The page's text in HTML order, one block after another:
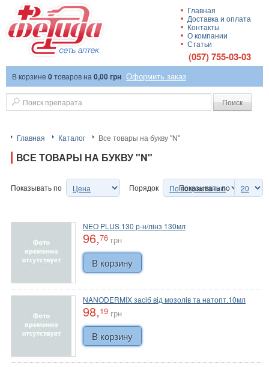
Главная Каталог Все товары на букву "N"
ВСЕ ТОВАРЫ НА БУКВУ "N"
Показывать по Порядок Показывать по
NEO PLUS 130 р-н/лінз 130мл
96,76 грн
NANODERMIX засіб від мозолів та натопт.10мл
98,19 грн
Сеть аптек
"Фетида"
(057) 755-03-03
Поиск
В корзине 0 товаровна 0,00 грн Оформить заказ
Главная
Доставка и оплата
Контакты
О компании
Статьи